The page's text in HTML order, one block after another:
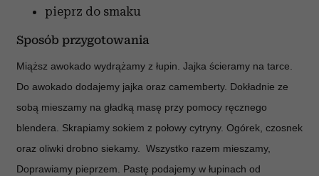
pieprz do smaku
Sposób przygotowania
Miąższ awokado wydrążamy z łupin. Jajka ścieramy na tarce.
Do awokado dodajemy jajka oraz camemberty. Dokładnie ze
sobą mieszamy na gładką masę przy pomocy ręcznego
blendera. Skrapiamy sokiem z połowy cytryny. Ogórek, czosnek
oraz oliwki drobno siekamy. Wszystko razem mieszamy,
Doprawiamy pieprzem. Pastę podajemy w łupinach od